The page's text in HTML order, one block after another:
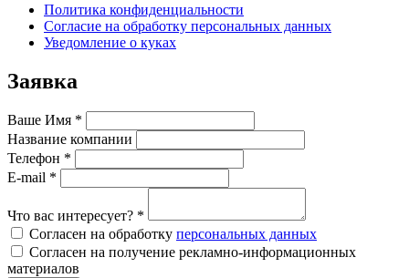
Политика конфиденциальности
Согласие на обработку персональных данных
Уведомление о куках
Заявка
Ваше Имя *
Название компании
Телефон *
E-mail *
Что вас интересует? *
Согласен на обработку персональных данных
Согласен на получение рекламно-информационных
материалов